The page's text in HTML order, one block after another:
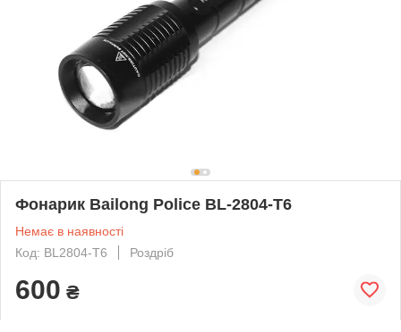
Фонарик Bailong Police BL-2804-T6
Немає в наявності
Код: BL2804-T6
Роздріб
600 ₴